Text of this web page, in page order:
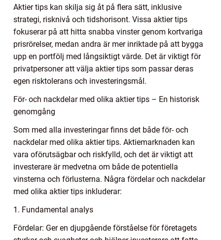
Aktier tips kan skilja sig åt på flera sätt, inklusive
strategi, risknivå och tidshorisont. Vissa aktier tips
fokuserar på att hitta snabba vinster genom kortvariga
prisrörelser, medan andra är mer inriktade på att bygga
upp en portfölj med långsiktigt värde. Det är viktigt för
privatpersoner att välja aktier tips som passar deras
egen risktolerans och investeringsmål.
För- och nackdelar med olika aktier tips – En historisk
genomgång
Som med alla investeringar finns det både för- och
nackdelar med olika aktier tips. Aktiemarknaden kan
vara oförutsägbar och riskfylld, och det är viktigt att
investerare är medvetna om både de potentiella
vinsterna och förlusterna. Några fördelar och nackdelar
med olika aktier tips inkluderar:
1. Fundamental analys
Fördelar: Ger en djupgående förståelse för företagets